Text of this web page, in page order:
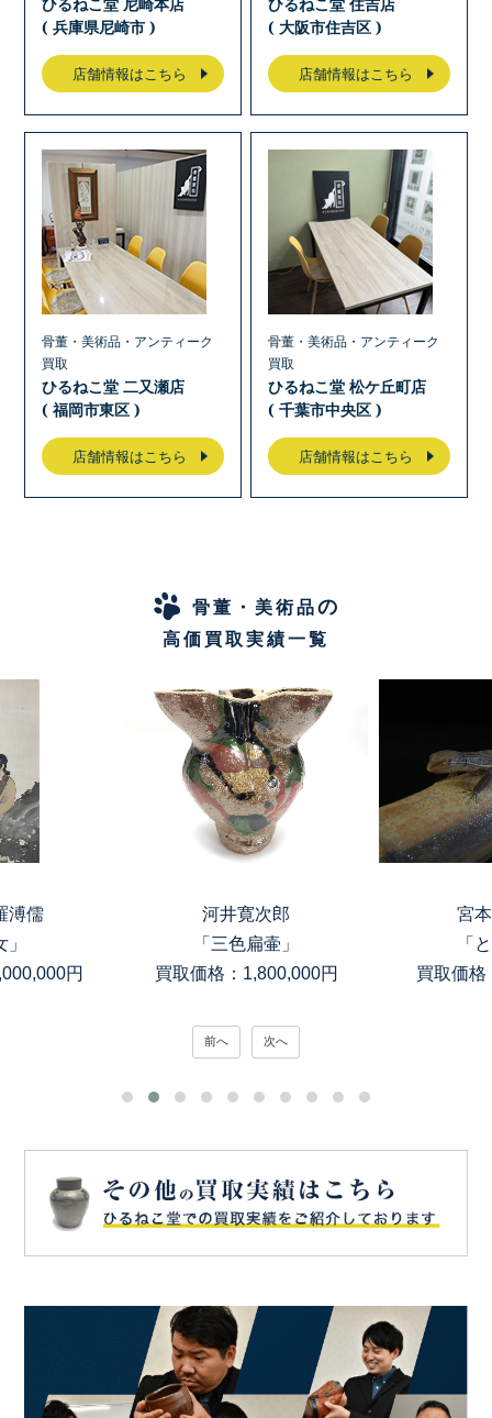
ひるねこ堂 尼崎本店
( 兵庫県尼崎市 )
店舗情報はこちら
ひるねこ堂 住吉店
( 大阪市住吉区 )
店舗情報はこちら
骨董・美術品・アンティーク
買取
ひるねこ堂 二又瀬店
( 福岡市東区 )
店舗情報はこちら
骨董・美術品・アンティーク
買取
ひるねこ堂 松ケ丘町店
( 千葉市中央区 )
店舗情報はこちら
骨董・美術品の
高価買取実績一覧
溥儒
円
河井寛次郎
「三色扁壷」
買取価格：1,800,000円
宮
「
買取価格
前へ 次へ